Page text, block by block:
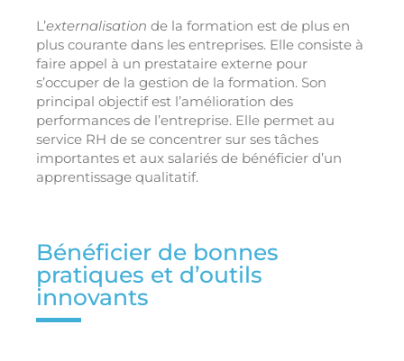
L’externalisation de la formation est de plus en
plus courante dans les entreprises. Elle consiste à
faire appel à un prestataire externe pour
s’occuper de la gestion de la formation. Son
principal objectif est l’amélioration des
performances de l’entreprise. Elle permet au
service RH de se concentrer sur ses tâches
importantes et aux salariés de bénéficier d’un
apprentissage qualitatif.
Bénéficier de bonnes
pratiques et d’outils
innovants